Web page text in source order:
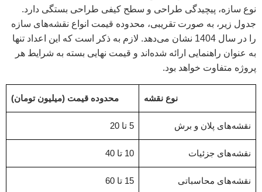
نوع سازه، پیچیدگی طراحی و سطح کیفی طراحی بستگی دارد.
جدول زیر، به صورت تقریبی، محدوده قیمت انواع نقشه‌های سازه
را در سال 1404 نشان می‌دهد. لازم به ذکر است که این اعداد تنها
به عنوان راهنمایی ارائه شده‌اند و قیمت نهایی بسته به شرایط هر
پروژه متفاوت خواهد بود.
نوع نقشه محدوده قیمت (میلیون تومان)
نقشه‌های پلان و برش 5 تا 20
نقشه‌های جزئیات 10 تا 40
نقشه‌های محاسباتی 15 تا 60